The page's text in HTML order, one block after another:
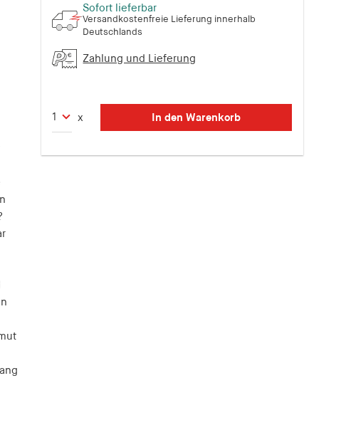
Sofort lieferbar
Versandkostenfreie Lieferung innerhalb
Deutschlands
Zahlung und Lieferung
x In den Warenkorb